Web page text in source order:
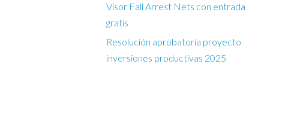
Visor Fall Arrest Nets con entrada
gratis
Resolución aprobatoria proyecto
inversiones productivas 2025